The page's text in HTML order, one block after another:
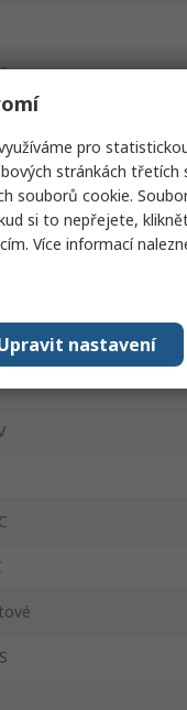
pro
stránkách třetích
souborů cookie.
si to nepřejete,
Více informací
nastavení